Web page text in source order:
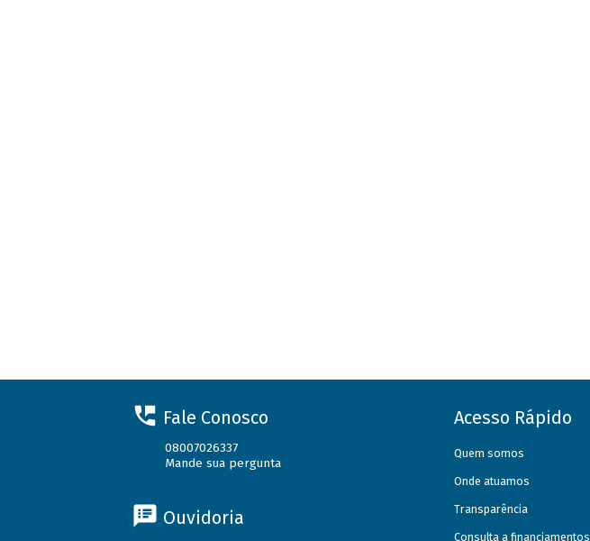
Fale Conosco
08007026337
Mande sua pergunta
Ouvidoria
Acesso Rápido
Quem somos
Onde atuamos
Transparência
Consulta a financiamentos